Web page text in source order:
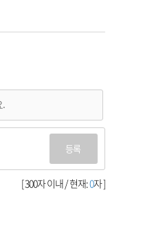
등록
[ 300자 이내 / 현재:0자 ]